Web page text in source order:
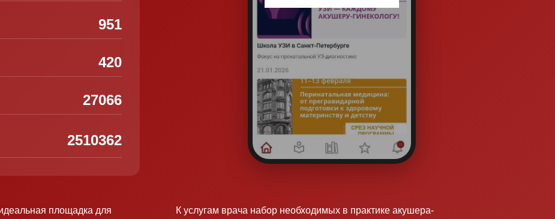
951
420
27066
2510362
площадка для
К услугам врача набор необходимых в практике акушера-